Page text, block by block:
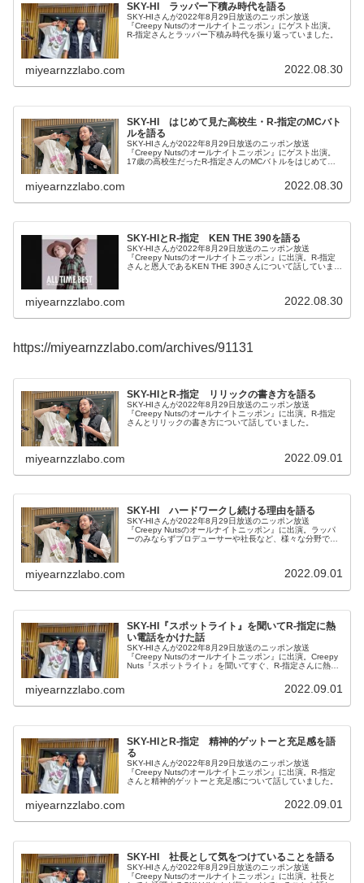
SKY-HI ラッパー下積み時代を語る
SKY-HIさんが2022年8月29日放送のニッポン放送
『Creepy Nutsのオールナイトニッポン』にゲスト出演。
R-指定さんとラッパー下積み時代を振り返っていました。
miyearnzzlabo.com 2022.08.30
SKY-HI はじめて見た高校生・R-指定のMCバト
ルを語る
SKY-HIさんが2022年8月29日放送のニッポン放送
『Creepy Nutsのオールナイトニッポン』にゲスト出演。
17歳の高校生だったR-指定さんのMCバトルをはじめて見
miyearnzzlabo.com 2022.08.30
SKY-HIとR-指定 KEN THE 390を語る
SKY-HIさんが2022年8月29日放送のニッポン放送
『Creepy Nutsのオールナイトニッポン』に出演。R-指定
さんと恩人であるKEN THE 390さんについて話していまし
miyearnzzlabo.com 2022.08.30
https://miyearnzzlabo.com/archives/91131
SKY-HIとR-指定 リリックの書き方を語る
SKY-HIさんが2022年8月29日放送のニッポン放送
『Creepy Nutsのオールナイトニッポン』に出演。R-指定
さんとリリックの書き方について話していました。
miyearnzzlabo.com 2022.09.01
SKY-HI ハードワークし続ける理由を語る
SKY-HIさんが2022年8月29日放送のニッポン放送
『Creepy Nutsのオールナイトニッポン』に出演。ラッパ
ーのみならずプロデューサーや社長など、様々な分野でハ
miyearnzzlabo.com 2022.09.01
SKY-HI『スポットライト』を聞いてR-指定に熱
い電話をかけた話
SKY-HIさんが2022年8月29日放送のニッポン放送
『Creepy Nutsのオールナイトニッポン』に出演。Creepy
Nuts『スポットライト』を聞いてすぐ、R-指定さんに熱い
miyearnzzlabo.com 2022.09.01
SKY-HIとR-指定 精神的ゲットーと充足感を語
る
SKY-HIさんが2022年8月29日放送のニッポン放送
『Creepy Nutsのオールナイトニッポン』に出演。R-指定
さんと精神的ゲットーと充足感について話していました。
miyearnzzlabo.com 2022.09.01
SKY-HI 社長として気をつけていることを語る
SKY-HIさんが2022年8月29日放送のニッポン放送
『Creepy Nutsのオールナイトニッポン』に出演。社長と